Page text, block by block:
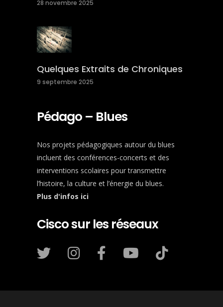
28 novembre 2025
Quelques Extraits de Chroniques
9 septembre 2025
Pédago – Blues
Nos projets pédagogiques autour du blues
incluent des conférences-concerts et des
interventions scolaires pour transmettre
l’histoire, la culture et l’énergie du blues.
Plus d'infos ici
Cisco sur les réseaux